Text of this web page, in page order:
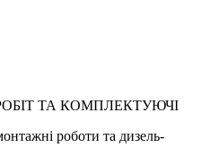
ТА КОМПЛЕКТУЮЧІ
роботи та дизель-